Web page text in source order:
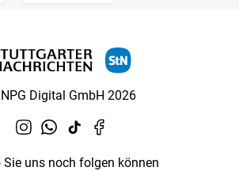
Digital GmbH 2026
Sie uns noch folgen können